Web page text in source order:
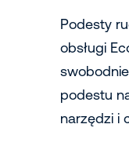
Podesty
obsługi
podestu
narzędzi i